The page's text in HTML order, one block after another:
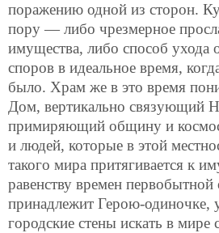
поражению одной из сторон.
пору — либо чрезмерное
имущества, либо способ ухода
споров в идеальное время,
было. Храм же в это время
Дом, вертикально связующий
примиряющий общину и
и людей, которые в этой
такого мира притягивается к
равенству времен
принадлежит Герою-одиночке,
городские стены искать в мире